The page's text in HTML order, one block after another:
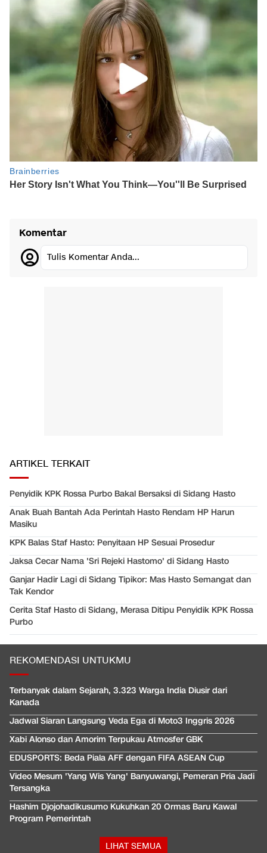
Komentar
Tulis Komentar Anda...
ARTIKEL TERKAIT
Penyidik KPK Rossa Purbo Bakal Bersaksi di Sidang Hasto
Anak Buah Bantah Ada Perintah Hasto Rendam HP Harun
Masiku
KPK Balas Staf Hasto: Penyitaan HP Sesuai Prosedur
Jaksa Cecar Nama 'Sri Rejeki Hastomo' di Sidang Hasto
Ganjar Hadir Lagi di Sidang Tipikor: Mas Hasto Semangat dan
Tak Kendor
Cerita Staf Hasto di Sidang, Merasa Ditipu Penyidik KPK Rossa
Purbo
REKOMENDASI UNTUKMU
Terbanyak dalam Sejarah, 3.323 Warga India Diusir dari
Kanada
Jadwal Siaran Langsung Veda Ega di Moto3 Inggris 2026
Xabi Alonso dan Amorim Terpukau Atmosfer GBK
EDUSPORTS: Beda Piala AFF dengan FIFA ASEAN Cup
Video Mesum 'Yang Wis Yang' Banyuwangi, Pemeran Pria Jadi
Tersangka
Hashim Djojohadikusumo Kukuhkan 20 Ormas Baru Kawal
Program Pemerintah
LIHAT SEMUA